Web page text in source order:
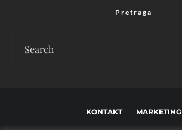
Pretraga
KONTAKT MARKETING